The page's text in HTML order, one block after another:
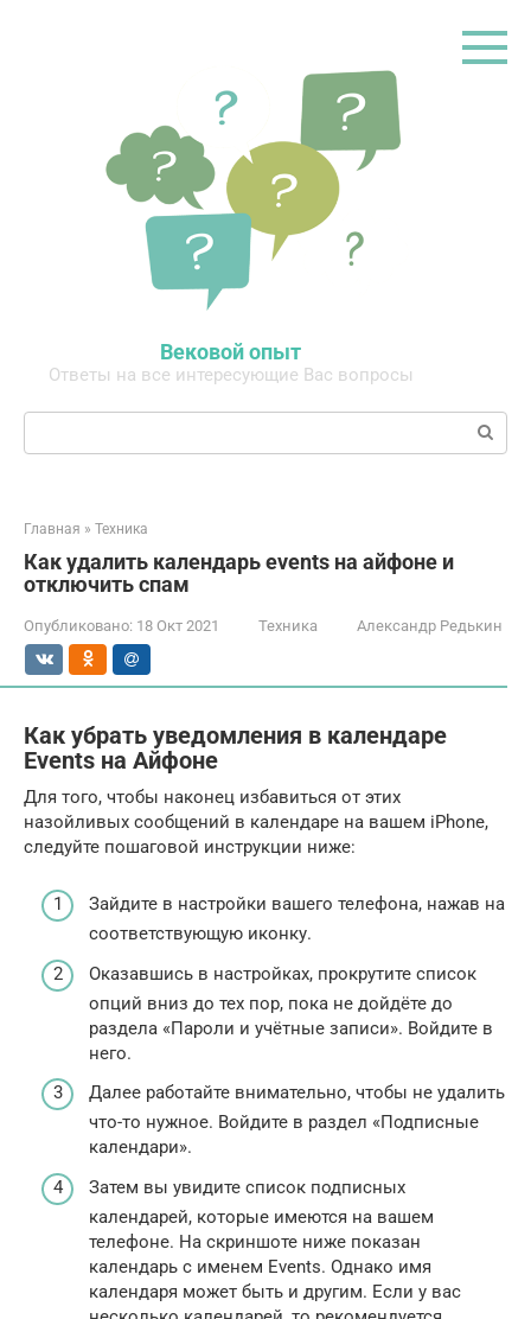
Вековой опыт
Ответы на все интересующие Вас вопросы
Поиск:
Главная » Техника
Как удалить календарь events на айфоне и
отключить спам
Опубликовано: 18 Окт 2021 Техника Александр Редькин
Как убрать уведомления в календаре
Events на Айфоне
Для того, чтобы наконец избавиться от этих
назойливых сообщений в календаре на вашем iPhone,
следуйте пошаговой инструкции ниже:
Зайдите в настройки вашего телефона, нажав на
соответствующую иконку.
Оказавшись в настройках, прокрутите список
опций вниз до тех пор, пока не дойдёте до
раздела «Пароли и учётные записи». Войдите в
него.
Далее работайте внимательно, чтобы не удалить
что-то нужное. Войдите в раздел «Подписные
календари».
Затем вы увидите список подписных
календарей, которые имеются на вашем
телефоне. На скриншоте ниже показан
календарь с именем Events. Однако имя
календаря может быть и другим. Если у вас